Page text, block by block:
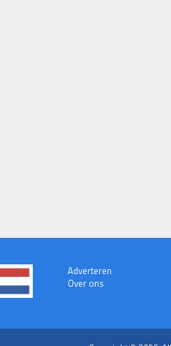
Adverteren
Over ons